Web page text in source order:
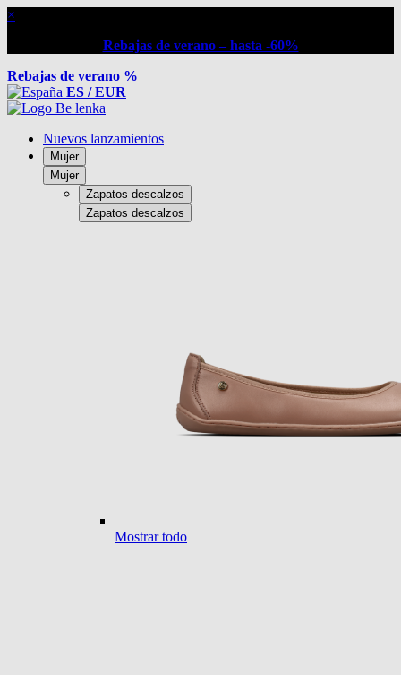
×
Rebajas de verano – hasta -60%
Rebajas de verano %
ES / EUR
Nuevos lanzamientos
Mujer
Mujer
Zapatos descalzos
Zapatos descalzos
Mostrar todo